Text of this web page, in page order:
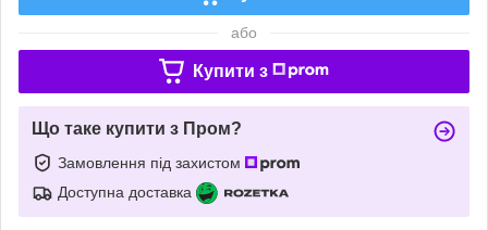
або
Купити з
Що таке купити з Пром?
Замовлення під захистом
Доступна доставка